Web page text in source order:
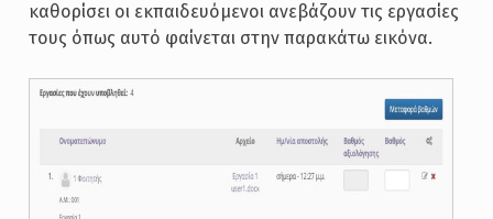
καθορίσει οι εκπαιδευόμενοι ανεβάζουν τις εργασίες
τους όπως αυτό φαίνεται στην παρακάτω εικόνα.